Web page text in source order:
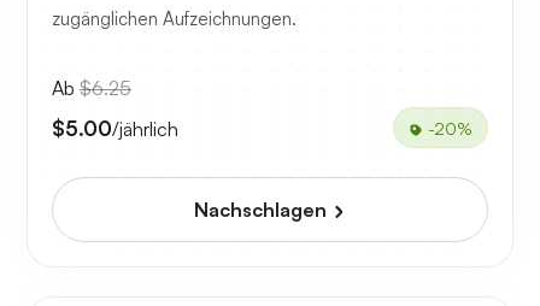
zugänglichen Aufzeichnungen.
Ab $6.25
$5.00/jährlich -20%
Nachschlagen